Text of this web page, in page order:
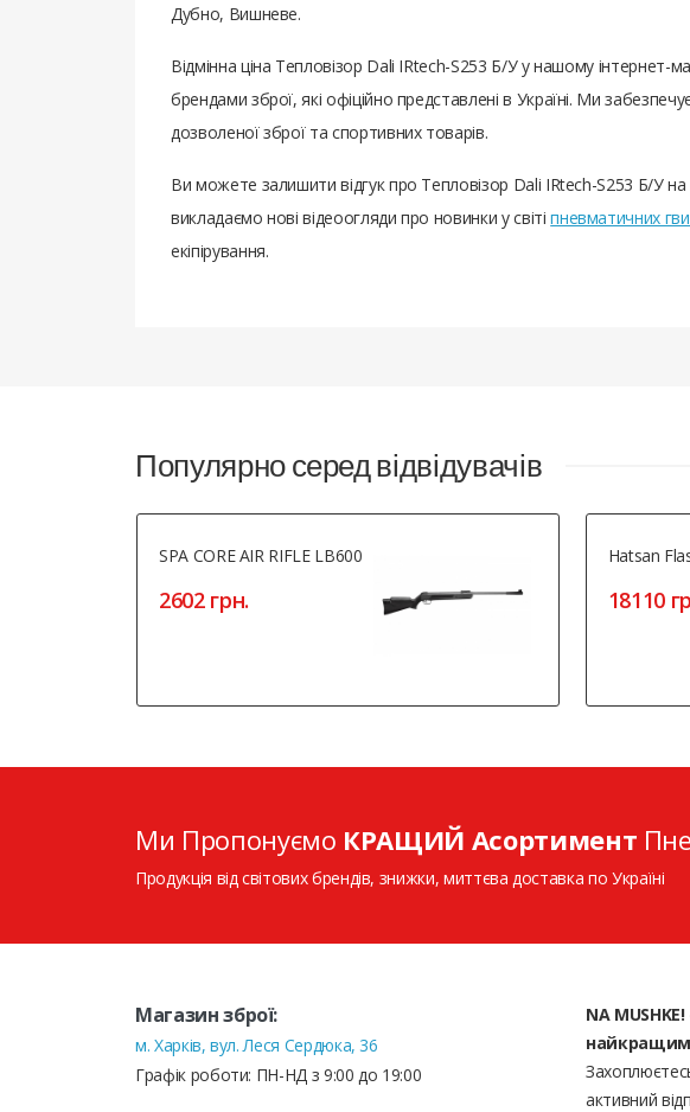
Дубно, Вишневе.
Відмінна ціна Тепловізор Dali IRtech-S253 Б/У у нашому
брендами зброї, які офіційно представлені в Україні. Ми
дозволеної зброї та спортивних товарів.
Ви можете залишити відгук про Тепловізор Dali IRtech-S253 Б/У
викладаємо нові відеоогляди про новинки у світіпневматичних
екіпірування.
Популярно серед відвідувачів
SPA CORE AIR RIFLE LB600
2602 грн.
Hatsan
18110
Ми Пропонуємо КРАЩИЙ Асортимент
Продукція від світових брендів, знижки, миттєва доставка по Україні
Магазин зброї:
м. Харків, вул. Леся Сердюка, 36
Графік роботи: ПН-НД з 9:00 до 19:00
NA
активний